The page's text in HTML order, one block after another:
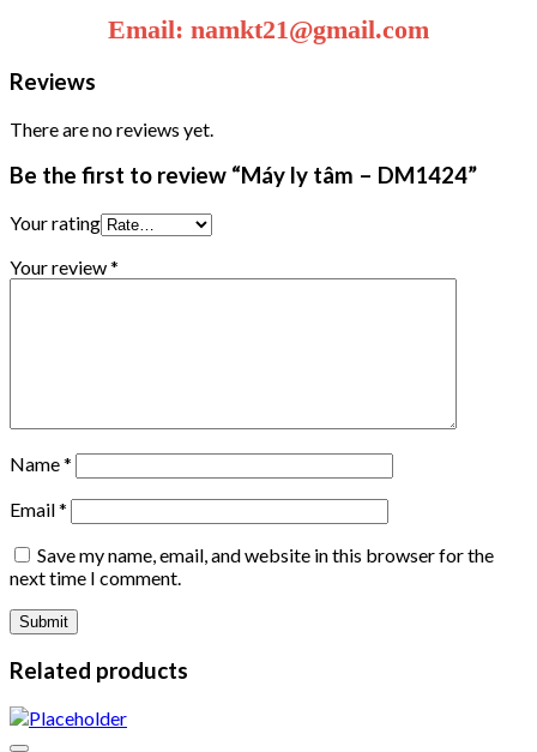
Email: namkt21@gmail.com
Reviews
There are no reviews yet.
Be the first to review “Máy ly tâm – DM1424”
Your rating
Your review*
Name*
Email*
Save my name, email, and website in this browser for the
next time I comment.
Related products